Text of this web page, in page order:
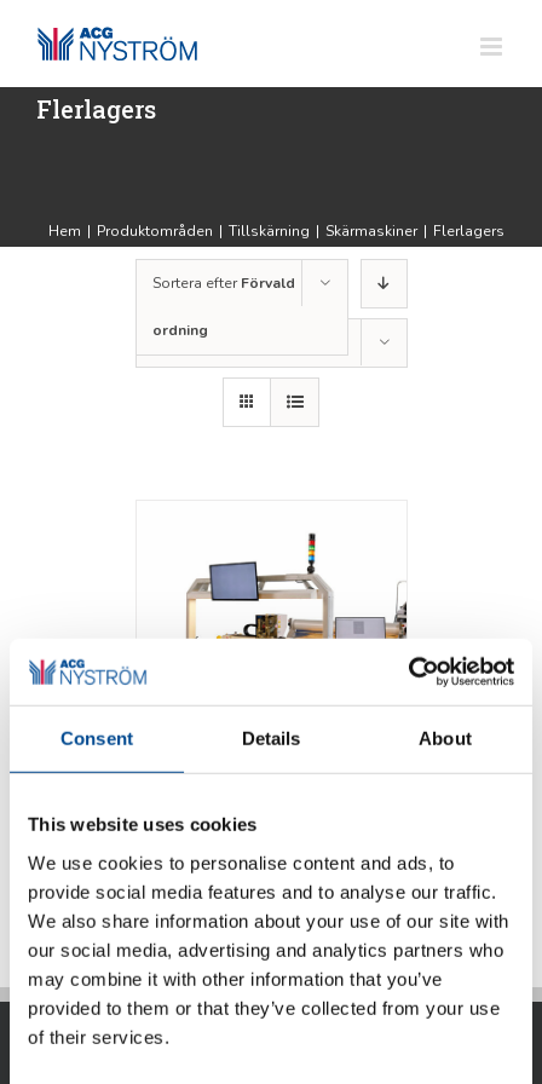
Consent Details About
This website uses cookies
We use cookies to personalise content and ads, to
provide social media features and to analyse our traffic.
We also share information about your use of our site with
our social media, advertising and analytics partners who
may combine it with other information that you’ve
provided to them or that they’ve collected from your use
of their services.
innehållet
Flerlagers
Hem | Produktområden | Tillskärning | Skärmaskiner | Flerlagers
Sortera efterFörvald
ordning
12 produkter
Eastman Talon
flerlagers
Detaljer